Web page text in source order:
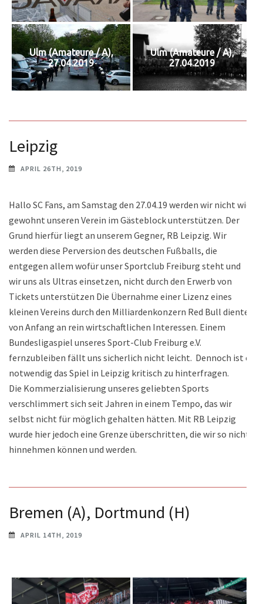
Ulm (Amateure / A),
27.04.2019
Ulm (Amateure / A),
27.04.2019
Leipzig
APRIL 26TH, 2019
Hallo SC Fans, am Samstag den 27.04.19 werden wir nicht wie
gewohnt unseren Verein im Gästeblock unterstützen. Der
Grund hierfür liegt an unserem Gegner, RB Leipzig. Wir
werden diese Perversion des deutschen Fußballs, die
entgegen allem wofür unser Sportclub Freiburg steht und
wir uns als Ultras einsetzen, nicht durch den Erwerb von
Tickets unterstützen Die Übernahme einer Lizenz eines
kleinen Vereins durch den Milliardenkonzern Red Bull diente
von Anfang an rein wirtschaftlichen Interessen. Einem
Bundesligaspiel unseres Sport-Club Freiburg e.V.
fernzubleiben fällt uns sicherlich nicht leicht. Dennoch ist es
notwendig das Spiel in Leipzig kritisch zu hinterfragen.
Die Kommerzialisierung unseres geliebten Sports
verschlimmert sich seit Jahren in einem Tempo, das wir
selbst nicht für möglich gehalten hätten. Mit RB Leipzig
wurde hier jedoch eine Grenze überschritten, die wir so nicht
hinnehmen können und werden.
Bremen (A), Dortmund (H)
APRIL 14TH, 2019